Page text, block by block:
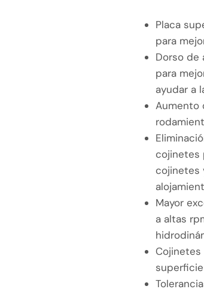
Placa
para
Dorso de
para
ayudar a
Aumento
cojinetes
cojinetes
Mayor
a altas
Cojinetes